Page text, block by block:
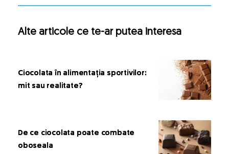
Alte articole ce te-ar putea interesa
Ciocolata în alimentația sportivilor:
mit sau realitate?
De ce ciocolata poate combate
oboseala